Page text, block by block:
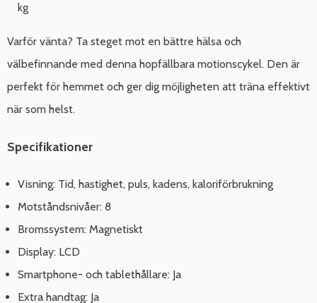
kg
Varför vänta? Ta steget mot en bättre hälsa och
välbefinnande med denna hopfällbara motionscykel. Den är
perfekt för hemmet och ger dig möjligheten att träna effektivt
när som helst.
Specifikationer
Visning: Tid, hastighet, puls, kadens, kaloriförbrukning
Motståndsnivåer: 8
Bromssystem: Magnetiskt
Display: LCD
Smartphone- och tablethållare: Ja
Extra handtag: Ja